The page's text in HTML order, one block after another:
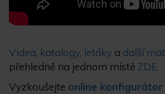
Videa, katalogy, letáky a další
přehledně na jednom místě ZDE.
Vyzkoušejte online